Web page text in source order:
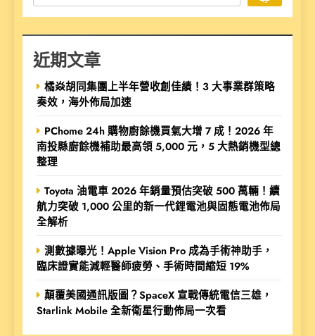
近期文章
橘焱胡同集團上半年營收創佳績！3 大事業群策略
奏效，海外佈局加速
PChome 24h 購物廚餘機買氣大增 7 成！2026 年
南投縣廚餘機補助最高領 5,000 元，5 大熱銷機型總
整理
Toyota 油電車 2026 年銷量預估突破 500 萬輛！續
航力突破 1,000 公里的新一代鋰電池與固態電池佈局
全解析
測數據曝光！Apple Vision Pro 成為手術神助手，
臨床證實能減輕醫師疲勞、手術時間縮短 19%
顛覆美國通訊版圖？SpaceX 宣戰傳統電信三雄，
Starlink Mobile 全新衛星行動佈局一次看